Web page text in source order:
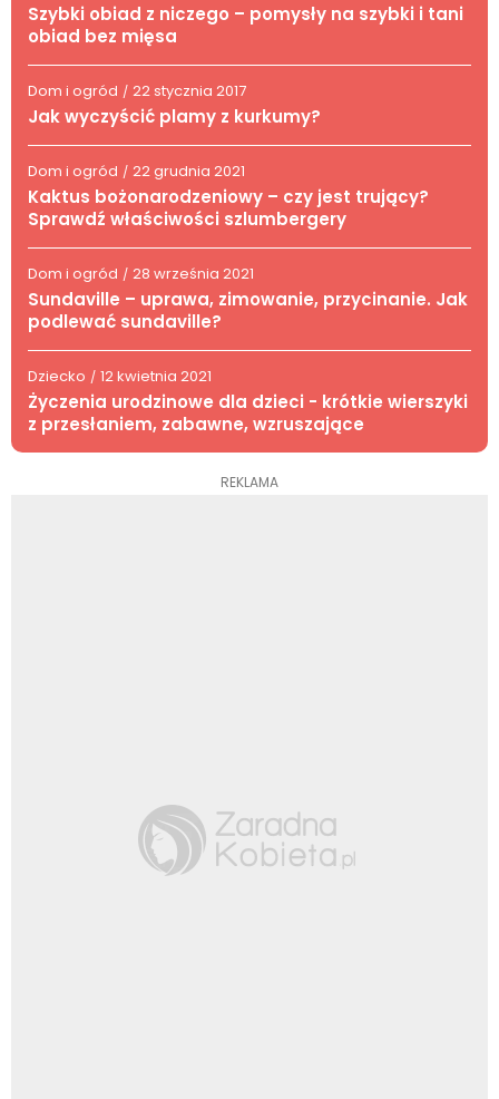
Szybki obiad z niczego – pomysły na szybki i tani
obiad bez mięsa
Dom i ogród / 22 stycznia 2017
Jak wyczyścić plamy z kurkumy?
Dom i ogród / 22 grudnia 2021
Kaktus bożonarodzeniowy – czy jest trujący?
Sprawdź właściwości szlumbergery
Dom i ogród / 28 września 2021
Sundaville – uprawa, zimowanie, przycinanie. Jak
podlewać sundaville?
Dziecko / 12 kwietnia 2021
Życzenia urodzinowe dla dzieci - krótkie wierszyki
z przesłaniem, zabawne, wzruszające
REKLAMA